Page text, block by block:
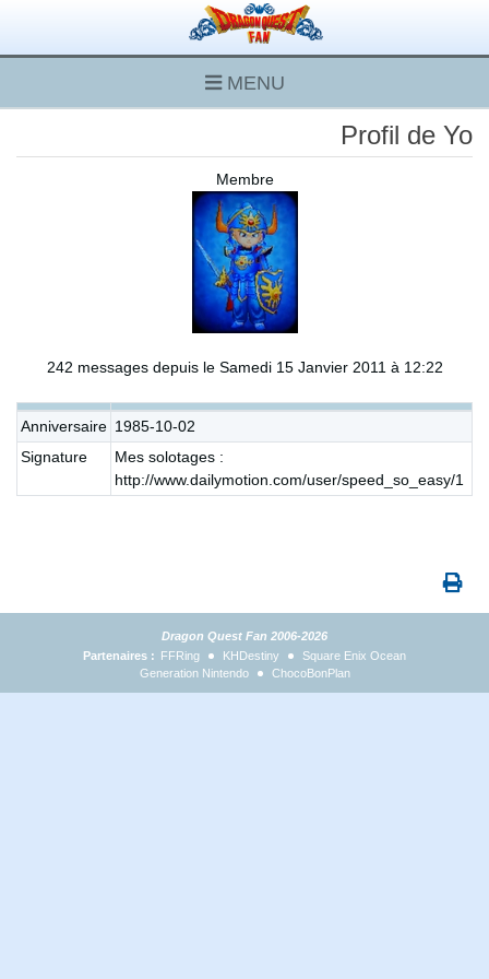
MENU
Profil de Yo
Membre
242 messages depuis le Samedi 15 Janvier 2011 à 12:22
Anniversaire 1985-10-02
Signature
Mes solotages :
http://www.dailymotion.com/user/speed_so_easy/1
Dragon Quest Fan 2006-2026
Partenaires : FFRing KHDestiny
Square Enix Ocean
Generation Nintendo
ChocoBonPlan